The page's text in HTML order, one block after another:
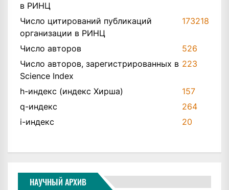
в РИНЦ
Число цитирований публикаций
организации в РИНЦ
173218
Число авторов
526
Число авторов, зарегистрированных в
Science Index
223
h-индекс (индекс Хирша)
157
q-индекс
264
i-индекс
20
НАУЧНЫЙ АРХИВ